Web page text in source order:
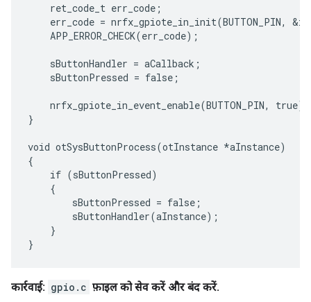
    ret_code_t err_code;
err_code = nrfx_gpiote_in_init(BUTTON_PIN,
    APP_ERROR_CHECK(err_code);
    sButtonHandler = aCallback;
    sButtonPressed = false;
    nrfx_gpiote_in_event_enable(BUTTON_PIN, true);
}
void otSysButtonProcess(otInstance *aInstance)
{
    if (sButtonPressed)
    {
        sButtonPressed = false;
        sButtonHandler(aInstance);
    }
कार्रवाई: gpio.c फ़ाइल को सेव करें और बंद करें.